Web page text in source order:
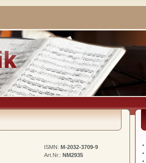
ISMN: M-2032-3709-9
Art.Nr.: NM2935